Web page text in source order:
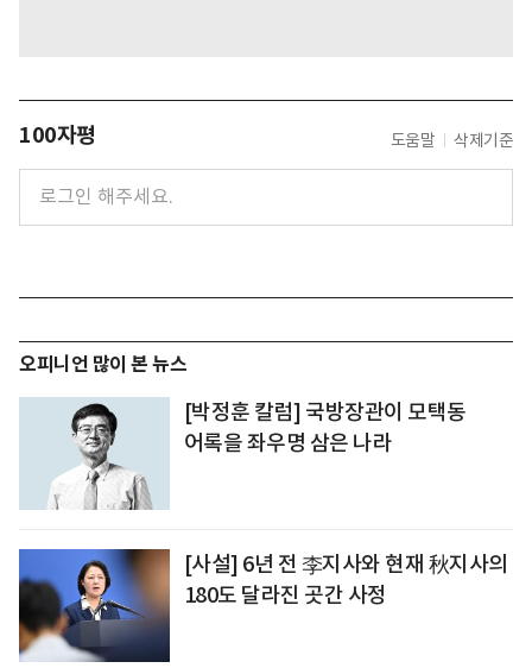
100자평 도움말 삭제기준
오피니언 많이 본 뉴스
[박정훈 칼럼] 국방장관이 모택동
어록을 좌우명 삼은 나라
[사설] 6년 전 李지사와 현재 秋지사의
180도 달라진 곳간 사정